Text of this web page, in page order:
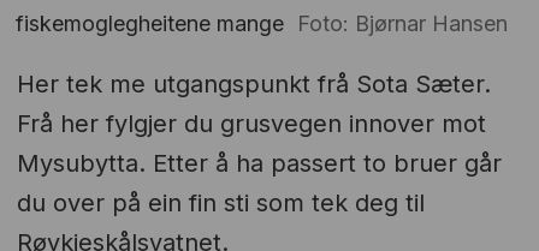
fiskemoglegheitene mange Foto: Bjørnar Hansen
Her tek me utgangspunkt frå Sota Sæter.
Frå her fylgjer du grusvegen innover mot
Mysubytta. Etter å ha passert to bruer går
du over på ein fin sti som tek deg til
Røykjeskålsvatnet.